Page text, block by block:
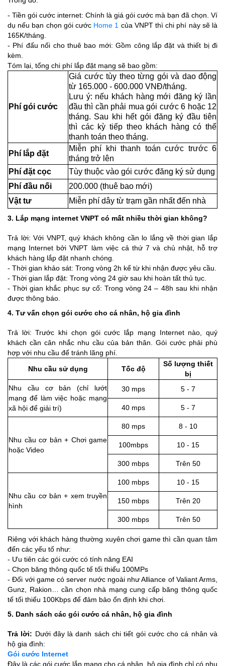
- Tiền gói cước internet: Chính là giá gói cước mà bạn đã chọn. Ví
dụ nếu bạn chọn gói cước Home 1 của VNPT thì chi phí này sẽ là
165K/tháng.
- Phí đấu nối cho thuê bao mới: Gồm công lắp đặt và thiết bị đi
kèm.
Tóm lại, tổng chi phí lắp đặt mạng sẽ bao gồm:
Phí gói cước
Giá cước tùy theo từng gói và dao động
từ 165.000 - 600.000 VNĐ/tháng.
Lưu ý: nếu khách hàng mới đăng ký lần
đầu thì cần phải mua gói cước 6 hoặc 12
tháng. Sau khi hết gói đăng ký đầu tiên
thì các kỳ tiếp theo khách hàng có thể
thanh toán theo tháng.
Phí lắp đặt
Miễn phí khi thanh toán cước trước 6
tháng trở lên
Phí đặt cọc
Tùy thuộc vào gói cước đăng ký sử dụng
Phí đầu nối
200.000 (thuê bao mới)
Vật tư
Miễn phí dây từ trạm gần nhất đến nhà
3. Lắp mạng internet VNPT có mất nhiều thời gian không?
Trả lời: Với VNPT, quý khách không cần lo lắng về thời gian lắp
mạng Internet bởi VNPT làm việc cả thứ 7 và chủ nhật, hỗ trợ
khách hàng lắp đặt nhanh chóng.
- Thời gian khảo sát: Trong vòng 2h kể từ khi nhận được yêu cầu.
- Thời gian lắp đặt: Trong vòng 24 giờ sau khi hoàn tất thủ tục.
- Thời gian khắc phục sự cố: Trong vòng 24 – 48h sau khi nhận
được thông báo.
4. Tư vấn chọn gói cước cho cá nhân, hộ gia đình
Trả lời: Trước khi chọn gói cước lắp mạng Internet nào, quý
khách cần cân nhắc nhu cầu của bản thân. Gói cước phải phù
hợp với nhu cầu để tránh lãng phí.
Nhu cầu sử dụng
Tốc độ
Số lượng thiết
bị
Nhu cầu cơ bản (chỉ lướt
mạng để làm việc hoặc mạng
xã hội để giải trí)
30 mps 5 - 7
40 mps 5 - 7
Nhu cầu cơ bản + Chơi game
hoặc Video
80 mps 8 - 10
100mbps 10 - 15
300 mbps Trên 50
Nhu cầu cơ bản + xem truyền
hình
100 mbps 10 - 15
150 mbps Trên 20
300 mbps Trên 50
Riêng với khách hàng thường xuyên chơi game thì cần quan tâm
đến các yếu tố như:
- Ưu tiên các gói cước có tính năng EAI
- Chọn băng thông quốc tế tối thiểu 100MPs
- Đối với game có server nước ngoài như Alliance of Valiant Arms,
Gunz, Rakion… cần chọn nhà mạng cung cấp băng thông quốc
tế tối thiểu 100Kbps để đảm bảo ổn định khi chơi.
5. Danh sách các gói cước cá nhân, hộ gia đình
Trả lời: Dưới đây là danh sách chi tiết gói cước cho cá nhân và
hộ gia đình:
Gói cước Internet
Đây là các gói cước lắp mạng cho cá nhân, hộ gia đình chỉ có nhu